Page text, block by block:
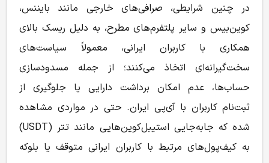
در چنین شرایطی، صرافی‌های خارجی مانند بایننس،
کوین‌بیس و سایر پلتفرم‌های مطرح، به دلیل ریسک بالای
همکاری با کاربران ایرانی، معمولاً سیاست‌های
سخت‌گیرانه‌ای اتخاذ می‌کنند؛ از جمله مسدودسازی
حساب‌ها، عدم امکان برداشت دارایی یا جلوگیری از
ثبت‌نام کاربران با آی‌پی ایران. حتی در مواردی مشاهده
شده که جابه‌جایی استیبل‌کوین‌هایی مانند تتر (USDT)
به کیف‌پول‌های مرتبط با کاربران ایرانی متوقف یا بلوکه